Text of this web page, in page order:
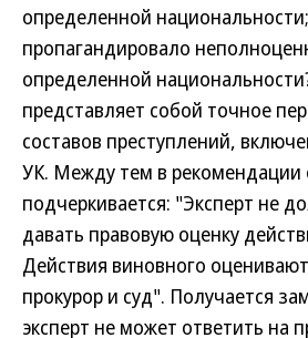
определенной национальности;
пропагандировало
определенной
представляет собой точное
составов преступлений,
УК. Между тем в рекомендации
подчеркивается: "Эксперт не
давать правовую оценку
Действия виновного
прокурор и суд". Получается
эксперт не может ответить на